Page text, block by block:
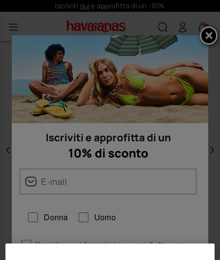
Iscriviti qui e approfitta di un -10%
0
Precedente
Iscriviti e approfitta di un
10% di sconto
Donna Uomo
Vorrei ricevere informazioni commerciali attraverso